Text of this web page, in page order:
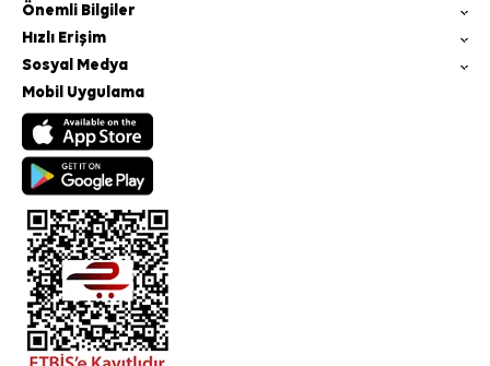
Önemli Bilgiler
Hızlı Erişim
Sosyal Medya
Mobil Uygulama